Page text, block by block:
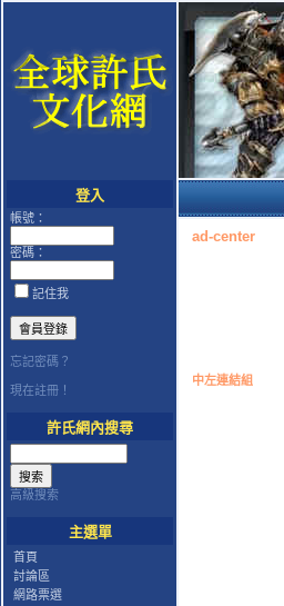
登入
帳號：
密碼：
記住我
忘記密碼？
現在註冊！
許氏網內搜尋
高級搜索
主選單
首頁
討論區
網路票選
ad-center
中左連結組